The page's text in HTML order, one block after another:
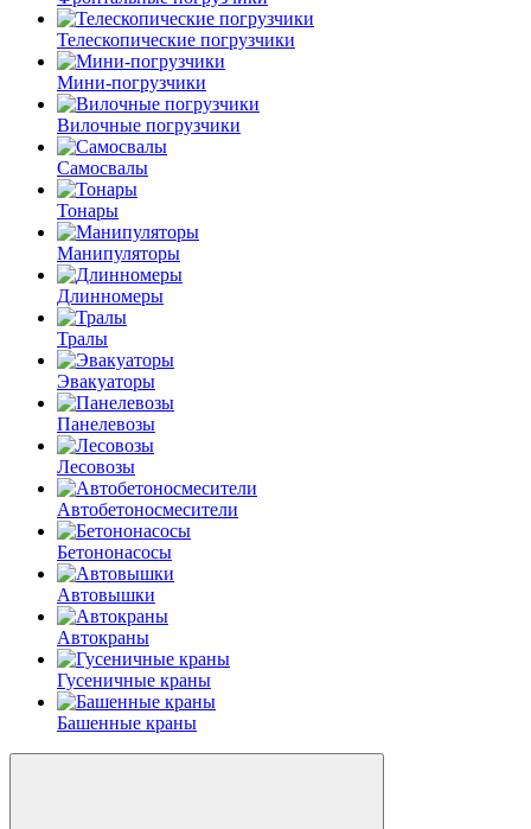
Телескопические погрузчики
Мини-погрузчики
Вилочные погрузчики
Самосвалы
Тонары
Манипуляторы
Длинномеры
Тралы
Эвакуаторы
Панелевозы
Лесовозы
Автобетоно­смесители
Бетононасосы
Автовышки
Автокраны
Гусеничные краны
Башенные краны